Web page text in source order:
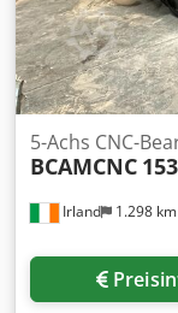
Irland 1.298 km
5-Achs CNC-
BCAMCNC